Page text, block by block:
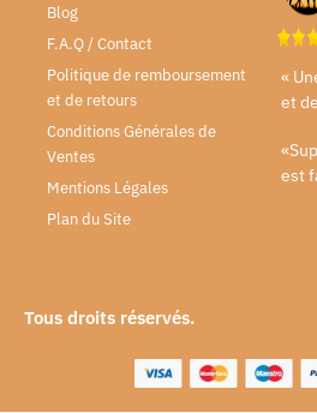
Blog
F.A.Q / Contact
Politique de remboursement
et de retours
Conditions Générales de
Ventes
Mentions Légales
Plan du Site
«
et
est
Tous droits réservés.